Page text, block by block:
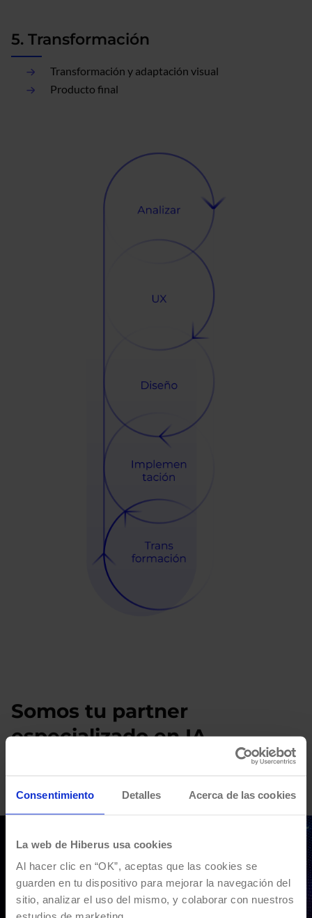
Consentimiento Detalles Acerca de las cookies
La web de Hiberus usa cookies
Al hacer clic en “OK”, aceptas que las cookies se
guarden en tu dispositivo para mejorar la navegación del
sitio, analizar el uso del mismo, y colaborar con nuestros
5. Transformación
Transformación y adaptación visual
Producto final
Somos tu partner
especializado en IA
Nuestras áreas de especialización están diseñadas para
urgentes de nuestros clientes.